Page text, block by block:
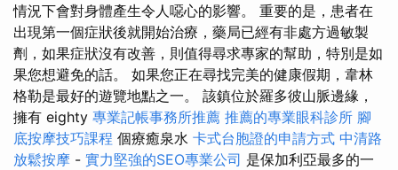
情況下會對身體產生令人噁心的影響。 重要的是，患者在
出現第一個症狀後就開始治療，藥局已經有非處方過敏製
劑，如果症狀沒有改善，則值得尋求專家的幫助，特別是如
果您想避免的話。 如果您正在尋找完美的健康假期，韋林
格勒是最好的遊覽地點之一。 該鎮位於羅多彼山脈邊緣，
擁有 eighty 專業記帳事務所推薦 推薦的專業眼科診所 腳
底按摩技巧課程 個療癒泉水 卡式台胞證的申請方式 中清路
放鬆按摩 - 實力堅強的SEO專業公司 是保加利亞最多的一